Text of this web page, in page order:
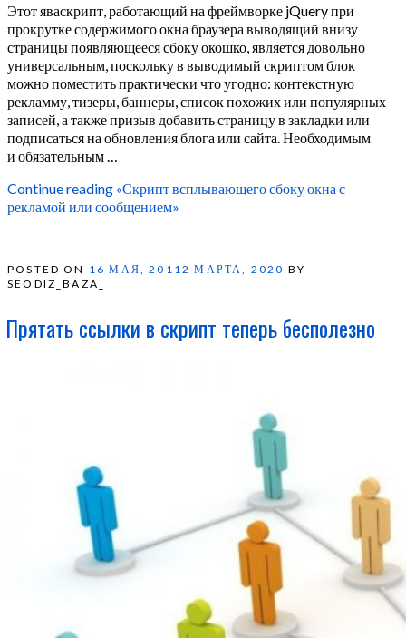
Этот яваскрипт, работающий на фреймворке jQuery при
прокрутке содержимого окна браузера выводящий внизу
страницы появляющееся сбоку окошко, является довольно
универсальным, поскольку в выводимый скриптом блок
можно поместить практически что угодно: контекстную
рекламму, тизеры, баннеры, список похожих или популярных
записей, а также призыв добавить страницу в закладки или
подписаться на обновления блога или сайта. Необходимым
и обязательным …
Continue reading «Скрипт всплывающего сбоку окна с
рекламой или сообщением»
POSTED ON 16 МАЯ, 20112 МАРТА, 2020 BY
SEODIZ_BAZA_
Прятать ссылки в скрипт теперь бесполезно